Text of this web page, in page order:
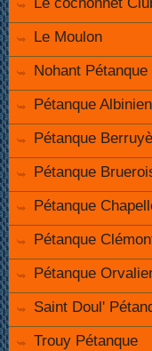
Le cochonnet
Le Moulon
Nohant Pétanque
Pétanque
Pétanque
Pétanque
Pétanque
Pétanque
Pétanque
Saint Doul'
Trouy Pétanque